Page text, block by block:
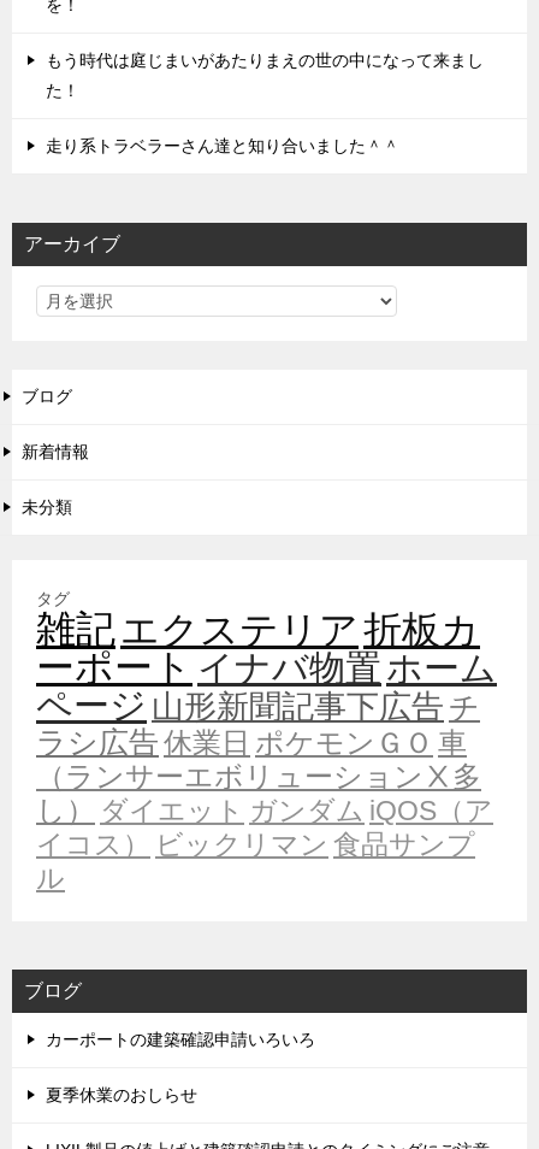
を！
もう時代は庭じまいがあたりまえの世の中になって来まし
た！
走り系トラベラーさん達と知り合いました＾＾
アーカイブ
ブログ
新着情報
未分類
タグ
雑記エクステリア折板カ
ーポート イナバ物置ホーム
ページ 山形新聞記事下広告 チ
ラシ広告休業日 ポケモンＧＯ 車
（ランサーエボリューションⅩ多
し）
ダイエット ガンダム iQOS（ア
イコス）
ビックリマン 食品サンプ
ル
ブログ
カーポートの建築確認申請いろいろ
夏季休業のおしらせ